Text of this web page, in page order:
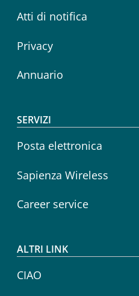
Atti di notifica
Privacy
Annuario
SERVIZI
Posta elettronica
Sapienza Wireless
Career service
ALTRI LINK
CIAO